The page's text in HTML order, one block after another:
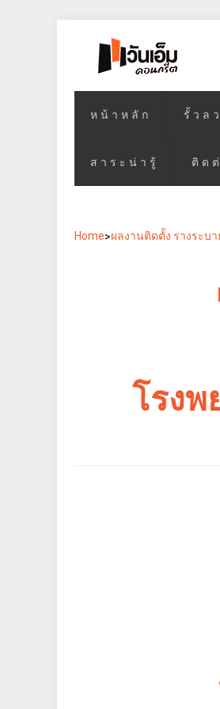
หน้าหลัก รั้วล
สาระน่ารู้ ติด
Home>ผลงานติดตั้ง รางระบ
โรงพ